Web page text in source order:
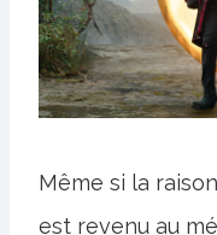
Même si la
est revenu au